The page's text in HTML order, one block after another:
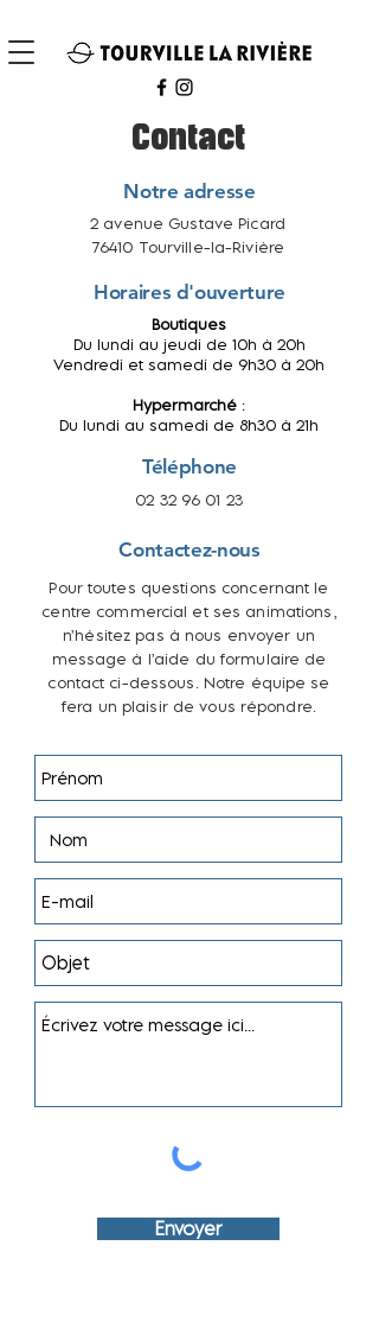
Contact
Notre adresse
2 avenue Gustave Picard
76410 Tourville-la-Rivière
Horaires d'ouverture
Boutiques
Du lundi au jeudi de 10h à 20h
Vendredi et samedi de 9h30 à 20h
Hypermarché :
Du lundi au samedi de 8h30 à 21h
Téléphone
02 32 96 01 23
Contactez-nous
Pour toutes questions concernant le
centre commercial et ses animations,
n’hésitez pas à nous envoyer un
message à l’aide du formulaire de
contact ci-dessous. Notre équipe se
fera un plaisir de vous répondre.
Envoyer